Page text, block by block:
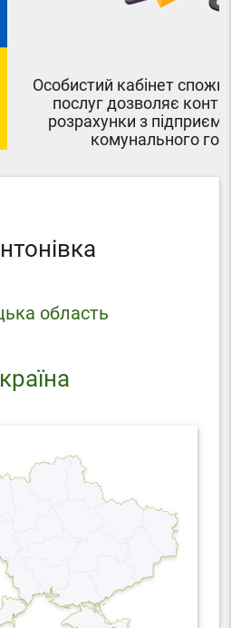
споживача
контролювати власні
з підприємствами житлово-
господарства
область